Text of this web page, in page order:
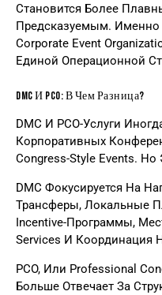
Становится Более
Предсказуемым. Именно
Corporate Event
Единой Операционной
DMC И PCO: В Чем Разница?
DMC И PCO-Услуги
Корпоративных
Congress-Style Events.
DMC Фокусируется На
Трансферы, Локальные
Incentive-Программы,
Services И Координация
PCO, Или Professional
Больше Отвечает За